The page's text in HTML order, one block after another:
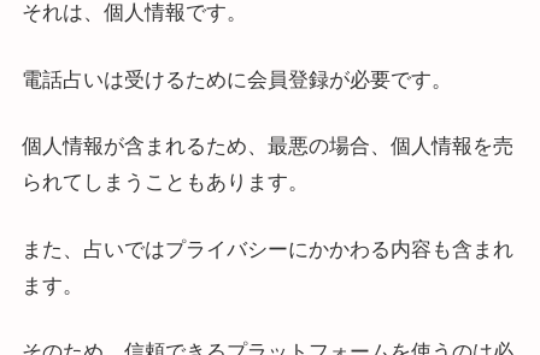
それは、個人情報です。
電話占いは受けるために会員登録が必要です。
個人情報が含まれるため、最悪の場合、個人情報を売
られてしまうこともあります。
また、占いではプライバシーにかかわる内容も含まれ
ます。